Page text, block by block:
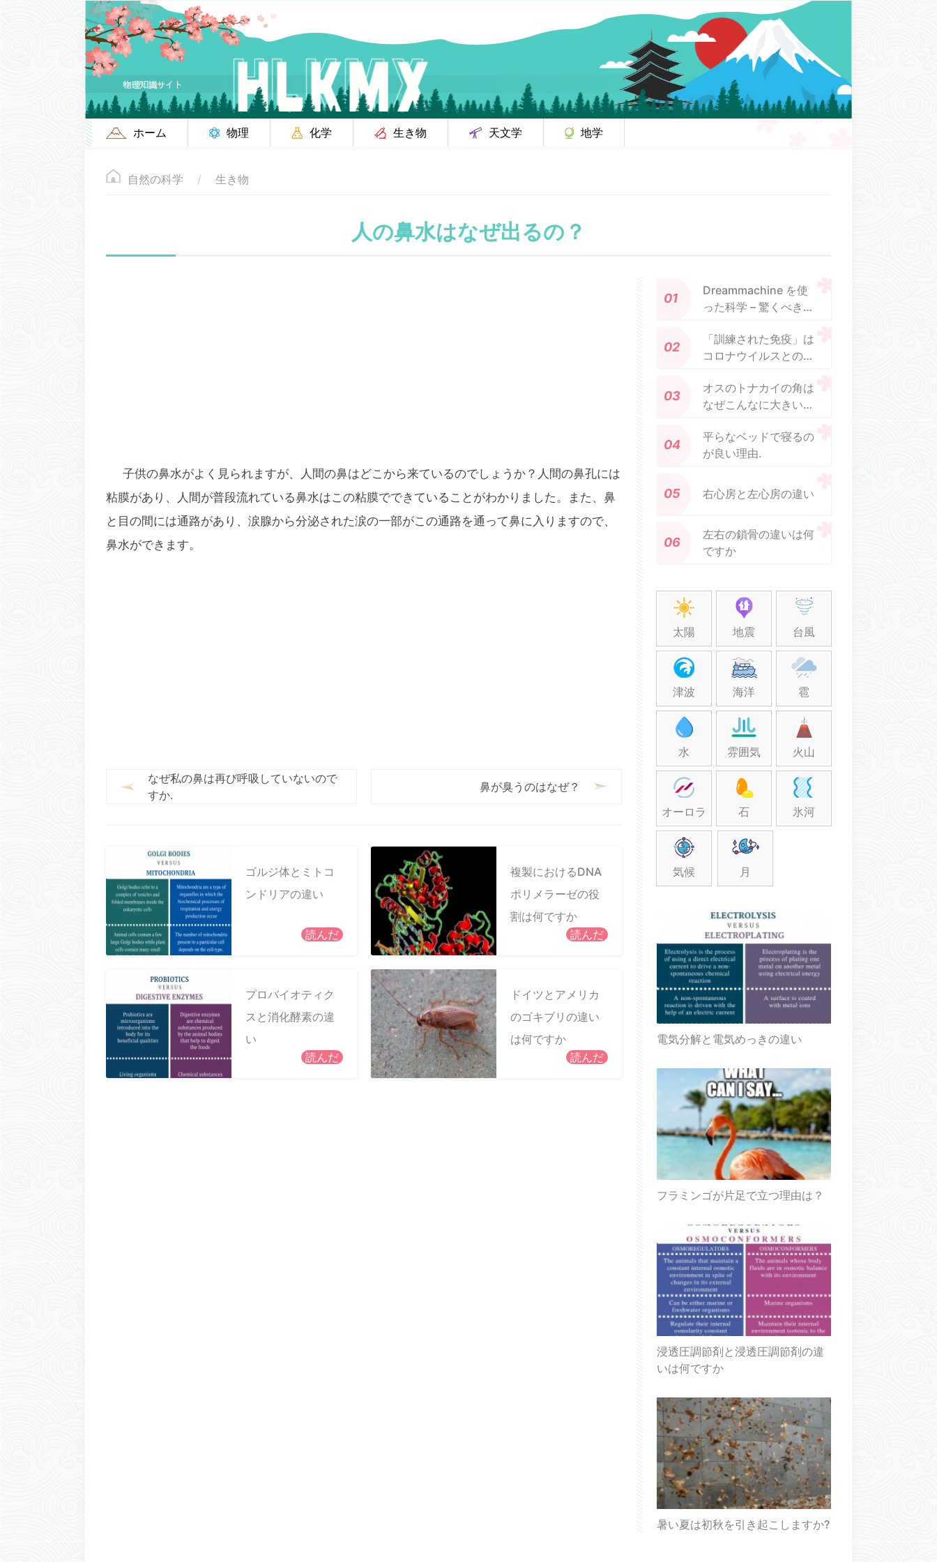
ホーム 物理 化学 生き物 天文学 地学
自然の科学 生き物
人の鼻水はなぜ出るの？
子供の鼻水がよく見られますが、人間の鼻はどこから来ているのでしょうか？人間の鼻孔には
粘膜があり、人間が普段流れている鼻水はこの粘膜でできていることがわかりました。また、鼻
と目の間には通路があり、涙腺から分泌された涙の一部がこの通路を通って鼻に入りますので、
鼻水ができます。
なぜ私の鼻は再び呼吸していないので
すか.
鼻が臭うのはなぜ？
ゴルジ体とミトコ
ンドリアの違い
読んだ
複製におけるDNA
ポリメラーゼの役
割は何ですか
読んだ
プロバイオティク
スと消化酵素の違
い
読んだ
ドイツとアメリカ
のゴキブリの違い
は何ですか
読んだ
Dreammachine を使
った科学 – 驚くべき頭
「訓練された免疫」は
コロナウイルスとの闘
オスのトナカイの角は
なぜこんなに大きいの
平らなベッドで寝るの
が良い理由.
右心房と左心房の違い
左右の鎖骨の違いは何
ですか
太陽 地震 台風
津波 海洋 雹
水 雰囲気 火山
オーロラ 石 氷河
気候 月
電気分解と電気めっきの違い
フラミンゴが片足で立つ理由は？
浸透圧調節剤と浸透圧調節剤の違
いは何ですか
暑い夏は初秋を引き起こしますか?